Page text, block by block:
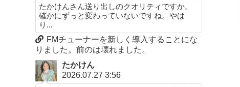
たかけんさん送り出しのクオリティですか。
確かにずっと変わっていないですね。やは
り...
FMチューナーを新しく導入することにな
りました。前のは壊れました。
たかけん
2026.07.27 3:56